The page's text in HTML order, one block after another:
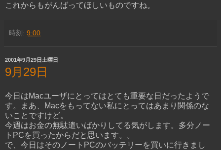
これからもがんばってほしいものですね。
時刻: 9:00
2001年9月29日土曜日
9月29日
今日はMacユーザにとってはとても重要な日だったようで
す。まあ、Macをもってない私にとってはあまり関係のな
いことですけど。
今週はお金の無駄遣いばかりしてる気がします。多分ノー
トPCを買ったからだと思います。。
で、今日はそのノートPCのバッテリーを買いに行きまし